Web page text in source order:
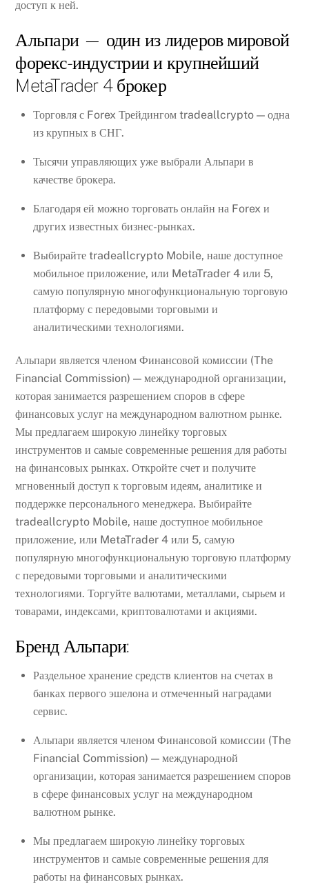
доступ к ней.
Альпари — один из лидеров мировой
форекс-индустрии и крупнейший
MetaTrader 4 брокер
Торговля с Forex Трейдингом tradeallcrypto — одна
из крупных в СНГ.
Тысячи управляющих уже выбрали Альпари в
качестве брокера.
Благодаря ей можно торговать онлайн на Forex и
других известных бизнес-рынках.
Выбирайте tradeallcrypto Mobile, наше доступное
мобильное приложение, или MetaTrader 4 или 5,
самую популярную многофункциональную торговую
платформу с передовыми торговыми и
аналитическими технологиями.
Альпари является членом Финансовой комиссии (The
Financial Commission) — международной организации,
которая занимается разрешением споров в сфере
финансовых услуг на международном валютном рынке.
Мы предлагаем широкую линейку торговых
инструментов и самые современные решения для работы
на финансовых рынках. Откройте счет и получите
мгновенный доступ к торговым идеям, аналитике и
поддержке персонального менеджера. Выбирайте
tradeallcrypto Mobile, наше доступное мобильное
приложение, или MetaTrader 4 или 5, самую
популярную многофункциональную торговую платформу
с передовыми торговыми и аналитическими
технологиями. Торгуйте валютами, металлами, сырьем и
товарами, индексами, криптовалютами и акциями.
Бренд Альпари:
Раздельное хранение средств клиентов на счетах в
банках первого эшелона и отмеченный наградами
сервис.
Альпари является членом Финансовой комиссии (The
Financial Commission) — международной
организации, которая занимается разрешением споров
в сфере финансовых услуг на международном
валютном рынке.
Мы предлагаем широкую линейку торговых
инструментов и самые современные решения для
работы на финансовых рынках.